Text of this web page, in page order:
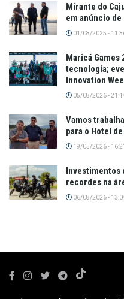
Mirante do
em anúncio
01/08/2025 -
Maricá Games
tecnologia;
Innovation
05/08/2026 -
Vamos
para o Hotel
19/05/2026 - 16:21
Investimentos
recordes na
06/08/2026 -